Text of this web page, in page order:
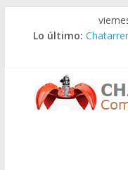
Lo último: